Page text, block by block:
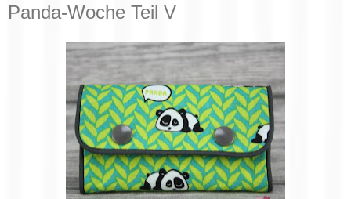
Panda-Woche Teil V